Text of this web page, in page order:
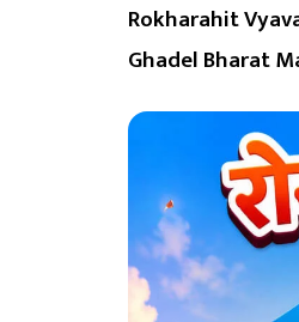
Rokharahit
Ghadel Bharat